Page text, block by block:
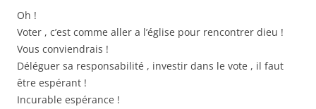
Oh !
Voter , c’est comme aller a l’église pour rencontrer dieu !
Vous conviendrais !
Déléguer sa responsabilité , investir dans le vote , il faut
être espérant !
Incurable espérance !